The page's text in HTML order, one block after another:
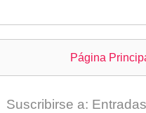
Página
Suscribirse a: